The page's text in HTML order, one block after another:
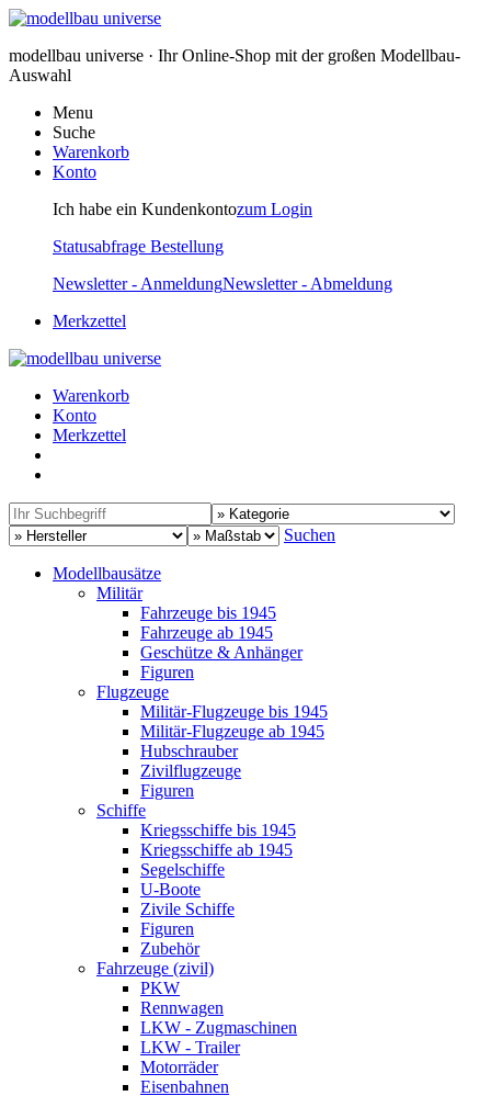
modellbau universe · Ihr Online-Shop mit der großen Modellbau-
Auswahl
Menu
Suche
Warenkorb
Konto
Ich habe ein Kundenkontozum Login
Statusabfrage Bestellung
Newsletter - AnmeldungNewsletter - Abmeldung
Merkzettel
Warenkorb
Konto
Merkzettel
Suchen
Modellbausätze
Militär
Fahrzeuge bis 1945
Fahrzeuge ab 1945
Geschütze & Anhänger
Figuren
Flugzeuge
Militär-Flugzeuge bis 1945
Militär-Flugzeuge ab 1945
Hubschrauber
Zivilflugzeuge
Figuren
Schiffe
Kriegsschiffe bis 1945
Kriegsschiffe ab 1945
Segelschiffe
U-Boote
Zivile Schiffe
Figuren
Zubehör
Fahrzeuge (zivil)
PKW
Rennwagen
LKW - Zugmaschinen
LKW - Trailer
Motorräder
Eisenbahnen